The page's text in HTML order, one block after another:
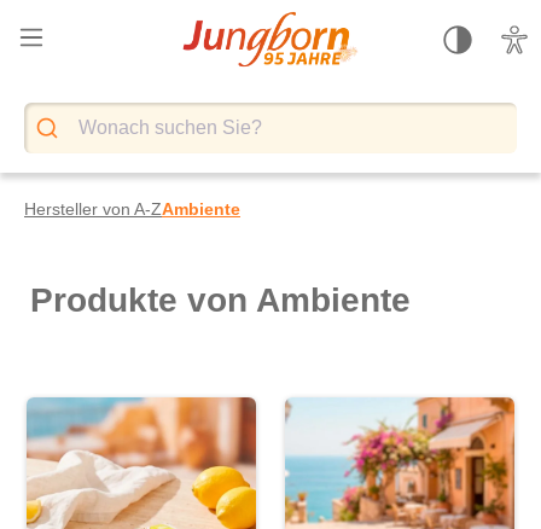
springen
Hersteller von A-ZAmbiente
Produkte von Ambiente